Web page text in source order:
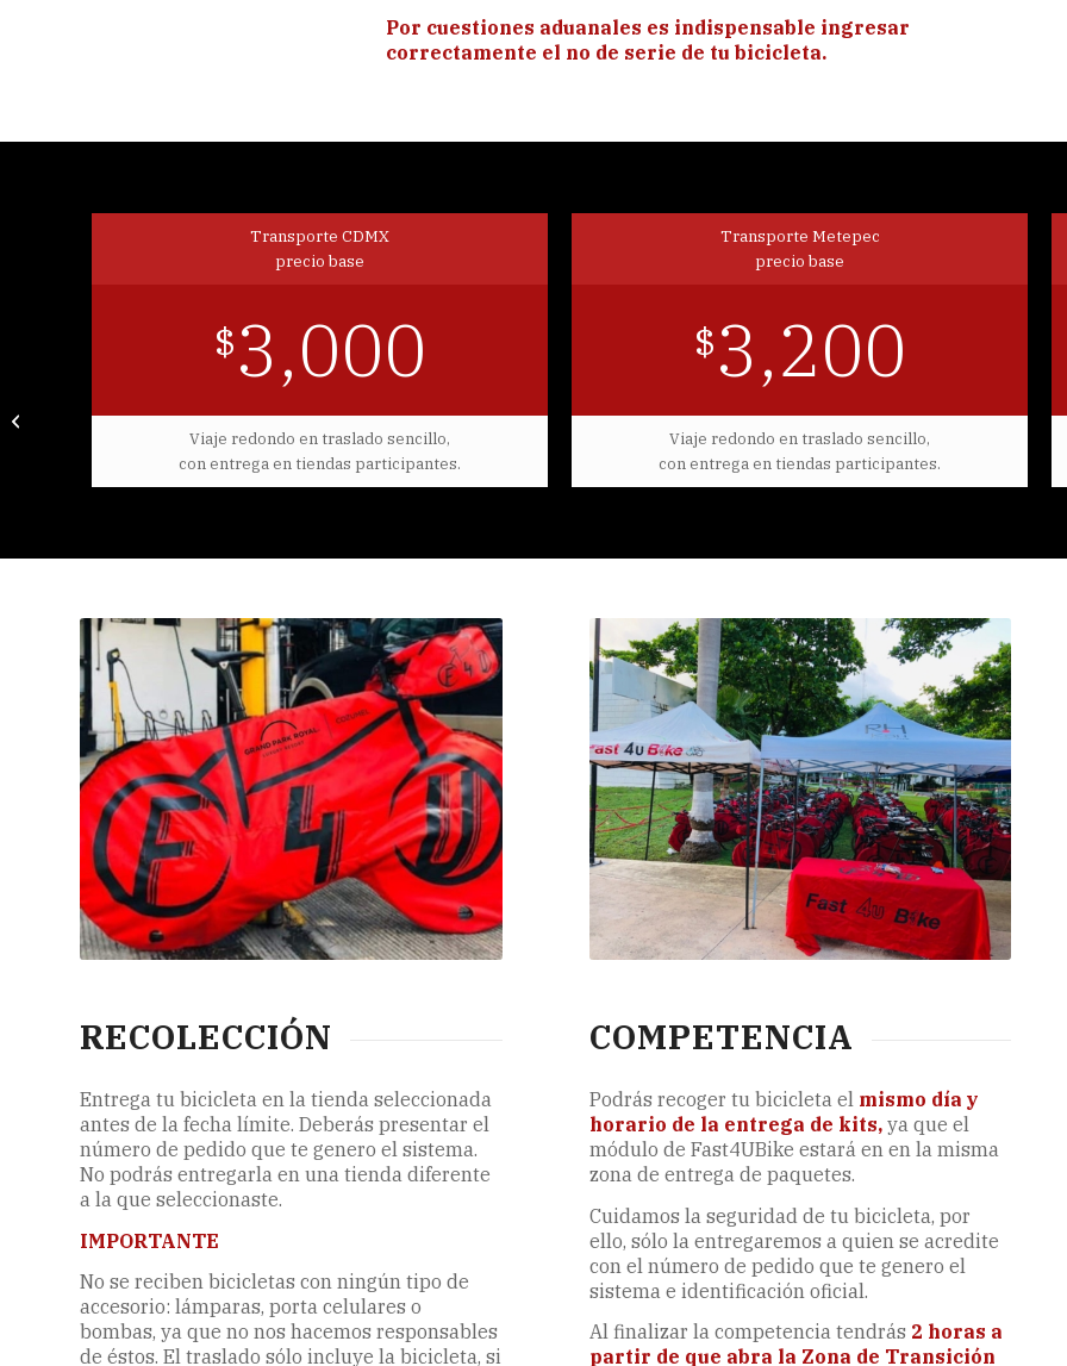
Por cuestiones aduanales es indispensable ingresar
correctamente el no de serie de tu bicicleta.
Transporte CDMX
precio base
$3,000
Viaje redondo en traslado sencillo,
con entrega en tiendas participantes.
Transporte Metepec
precio base
$3,200
Viaje redondo en traslado sencillo,
con entrega en tiendas participantes.
RECOLECCIÓN
Entrega tu bicicleta en la tienda seleccionada
antes de la fecha límite. Deberás presentar el
número de pedido que te genero el sistema.
No podrás entregarla en una tienda diferente
a la que seleccionaste.
IMPORTANTE
No se reciben bicicletas con ningún tipo de
accesorio: lámparas, porta celulares o
bombas, ya que no nos hacemos responsables
de éstos. El traslado sólo incluye la bicicleta, si
COMPETENCIA
Podrás recoger tu bicicleta el mismo día y
horario de la entrega de kits, ya que el
módulo de Fast4UBike estará en en la misma
zona de entrega de paquetes.
Cuidamos la seguridad de tu bicicleta, por
ello, sólo la entregaremos a quien se acredite
con el número de pedido que te genero el
sistema e identificación oficial.
Al finalizar la competencia tendrás 2 horas a
partir de que abra la Zona de Transición